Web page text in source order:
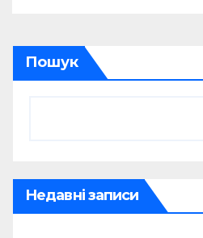
Пошук
Недавні записи